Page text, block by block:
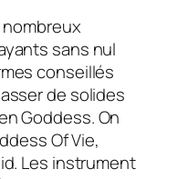
sans nul
conseillés
de solides
Goddess. On
Of Vie,
Les instrument